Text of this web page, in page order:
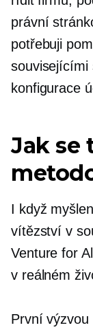
právní
potřebuji
souvisejícími
konfigurace
Jak se
I když
vítězství v
Venture for
v reálném
První výzvou